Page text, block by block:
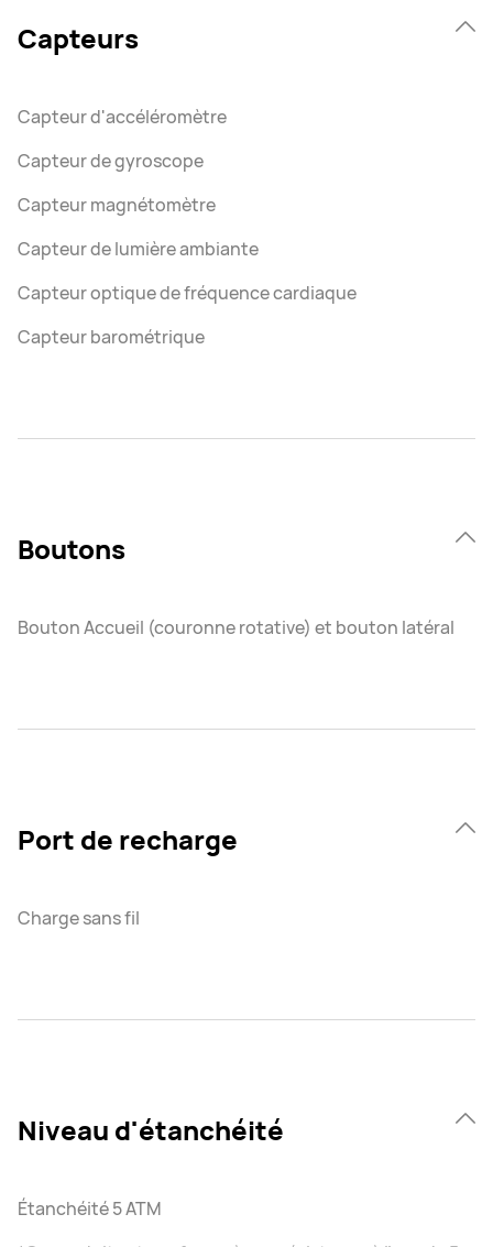
Capteurs
Capteur d'accéléromètre
Capteur de gyroscope
Capteur magnétomètre
Capteur de lumière ambiante
Capteur optique de fréquence cardiaque
Capteur barométrique
Boutons
Bouton Accueil (couronne rotative) et bouton latéral
Port de recharge
Charge sans fil
Niveau d'étanchéité
Étanchéité 5 ATM